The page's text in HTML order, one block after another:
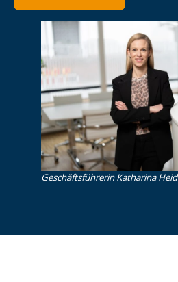
Ge­schäfts­füh­re­rin Katharina Heid